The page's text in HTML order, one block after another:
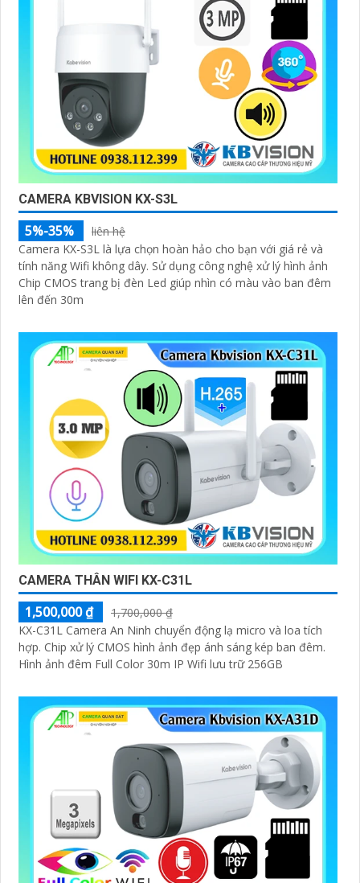
CAMERA KBVISION KX-S3L
5%-35%
liên hệ
Camera KX-S3L là lựa chọn hoàn hảo cho bạn với giá rẻ và
tính năng Wifi không dây. Sử dụng công nghệ xử lý hình ảnh
Chip CMOS trang bị đèn Led giúp nhìn có màu vào ban đêm
lên đến 30m
CAMERA THÂN WIFI KX-C31L
1,500,000 ₫
1,700,000 ₫
KX-C31L Camera An Ninh chuyển động lạ micro và loa tích
hợp. Chip xử lý CMOS hình ảnh đẹp ánh sáng kép ban đêm.
Hình ảnh đêm Full Color 30m IP Wifi lưu trữ 256GB